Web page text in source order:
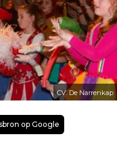
CV. De Narrenkap
op Google